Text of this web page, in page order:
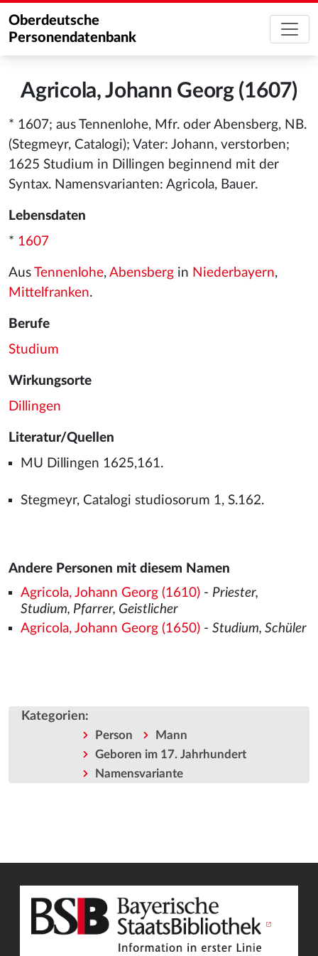
Oberdeutsche
Personendatenbank
Agricola, Johann Georg (1607)
* 1607; aus Tennenlohe, Mfr. oder Abensberg, NB.
(Stegmeyr, Catalogi); Vater: Johann, verstorben;
1625 Studium in Dillingen beginnend mit der
Syntax. Namensvarianten: Agricola, Bauer.
Lebensdaten
* 1607
Aus Tennenlohe, Abensberg in Niederbayern,
Mittelfranken.
Berufe
Studium
Wirkungsorte
Dillingen
Literatur/Quellen
MU Dillingen 1625,161.
Stegmeyr, Catalogi studiosorum 1, S.162.
Andere Personen mit diesem Namen
Agricola, Johann Georg (1610)- Priester,
Studium, Pfarrer, Geistlicher
Agricola, Johann Georg (1650)- Studium, Schüler
Kategorien:
Person
Mann
Geboren im 17. Jahrhundert
Namensvariante